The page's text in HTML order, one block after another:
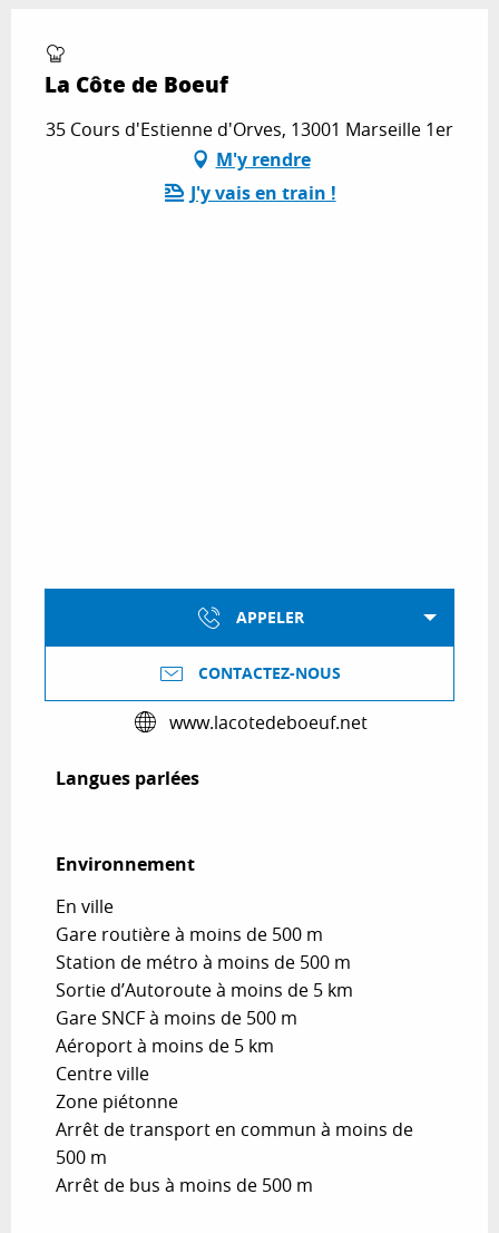
La Côte de Boeuf
35 Cours d'Estienne d'Orves, 13001 Marseille 1er
M'y rendre
J'y vais en train !
APPELER
CONTACTEZ-NOUS
www.lacotedeboeuf.net
Langues parlées
Langues parlées
Environnement
Environnement
En ville
Gare routière à moins de 500 m
Station de métro à moins de 500 m
Sortie d’Autoroute à moins de 5 km
Gare SNCF à moins de 500 m
Aéroport à moins de 5 km
Centre ville
Zone piétonne
Arrêt de transport en commun à moins de
500 m
Arrêt de bus à moins de 500 m